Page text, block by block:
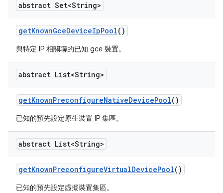
abstract Set<String>
getKnownGceDeviceIpPool()
與特定 IP 相關聯的已知 gce 裝置。
abstract List<String>
getKnownPreconfigureNativeDevicePool()
已知的預先設定原生裝置 IP 集區。
abstract List<String>
getKnownPreconfigureVirtualDevicePool()
已知的預先設定虛擬裝置集區。